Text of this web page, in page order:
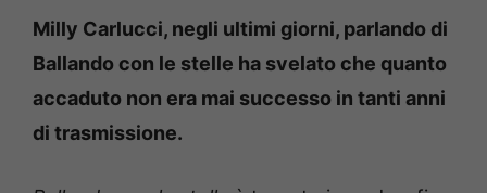
Milly Carlucci, negli ultimi giorni, parlando di
Ballando con le stelle ha svelato che quanto
accaduto non era mai successo in tanti anni
di trasmissione.